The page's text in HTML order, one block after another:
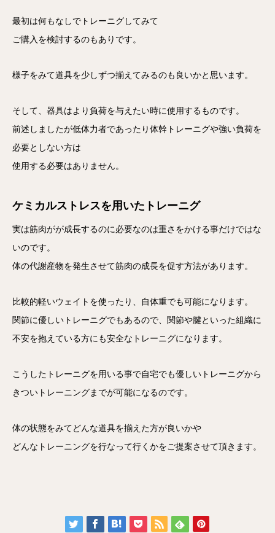
最初は何もなしでトレーニグしてみて
ご購入を検討するのもありです。
様子をみて道具を少しずつ揃えてみるのも良いかと思います。
そして、器具はより負荷を与えたい時に使用するものです。
前述しましたが低体力者であったり体幹トレーニグや強い負荷を
必要としない方は
使用する必要はありません。
ケミカルストレスを用いたトレーニグ
実は筋肉がが成長するのに必要なのは重さをかける事だけではな
いのです。
体の代謝産物を発生させて筋肉の成長を促す方法があります。
比較的軽いウェイトを使ったり、自体重でも可能になります。
関節に優しいトレーニグでもあるので、関節や腱といった組織に
不安を抱えている方にも安全なトレーニグになります。
こうしたトレーニグを用いる事で自宅でも優しいトレーニグから
きついトレーニングまでが可能になるのです。
体の状態をみてどんな道具を揃えた方が良いかや
どんなトレーニングを行なって行くかをご提案させて頂きます。